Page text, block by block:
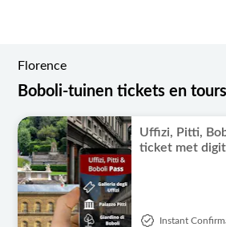
Florence
Boboli-tuinen tickets en tours
Uffizi, Pitti,
ticket met
Instant